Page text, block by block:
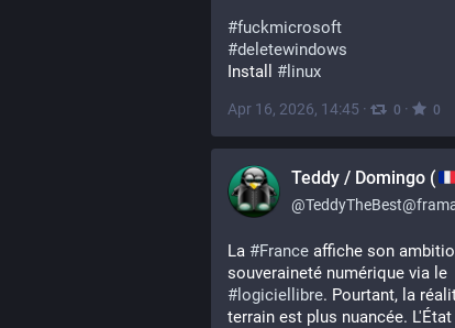
#fuckmicrosoft
#deletewindows
Install # linux
Apr 16, 2026, 14:45 · 0 · 0
Teddy / Domingo (
@
La #France affiche son
# logiciellibre. Pourtant, la
terrain est plus nuancée.